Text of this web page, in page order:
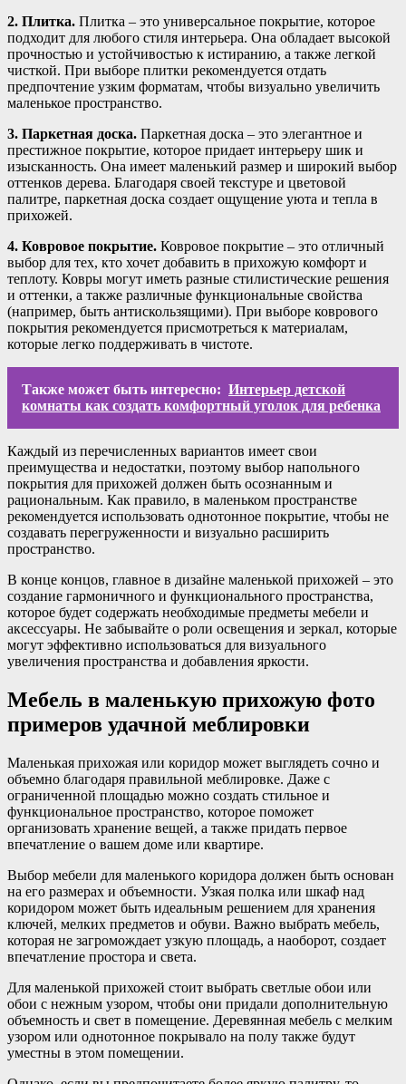
2. Плитка. Плитка – это универсальное покрытие, которое
подходит для любого стиля интерьера. Она обладает высокой
прочностью и устойчивостью к истиранию, а также легкой
чисткой. При выборе плитки рекомендуется отдать
предпочтение узким форматам, чтобы визуально увеличить
маленькое пространство.
3. Паркетная доска. Паркетная доска – это элегантное и
престижное покрытие, которое придает интерьеру шик и
изысканность. Она имеет маленький размер и широкий выбор
оттенков дерева. Благодаря своей текстуре и цветовой
палитре, паркетная доска создает ощущение уюта и тепла в
прихожей.
4. Ковровое покрытие. Ковровое покрытие – это отличный
выбор для тех, кто хочет добавить в прихожую комфорт и
теплоту. Ковры могут иметь разные стилистические решения
и оттенки, а также различные функциональные свойства
(например, быть антискользящими). При выборе коврового
покрытия рекомендуется присмотреться к материалам,
которые легко поддерживать в чистоте.
Также может быть интересно: Интерьер детской
комнаты как создать комфортный уголок для ребенка
Каждый из перечисленных вариантов имеет свои
преимущества и недостатки, поэтому выбор напольного
покрытия для прихожей должен быть осознанным и
рациональным. Как правило, в маленьком пространстве
рекомендуется использовать однотонное покрытие, чтобы не
создавать перегруженности и визуально расширить
пространство.
В конце концов, главное в дизайне маленькой прихожей – это
создание гармоничного и функционального пространства,
которое будет содержать необходимые предметы мебели и
аксессуары. Не забывайте о роли освещения и зеркал, которые
могут эффективно использоваться для визуального
увеличения пространства и добавления яркости.
Мебель в маленькую прихожую фото
примеров удачной меблировки
Маленькая прихожая или коридор может выглядеть сочно и
объемно благодаря правильной меблировке. Даже с
ограниченной площадью можно создать стильное и
функциональное пространство, которое поможет
организовать хранение вещей, а также придать первое
впечатление о вашем доме или квартире.
Выбор мебели для маленького коридора должен быть основан
на его размерах и объемности. Узкая полка или шкаф над
коридором может быть идеальным решением для хранения
ключей, мелких предметов и обуви. Важно выбрать мебель,
которая не загромождает узкую площадь, а наоборот, создает
впечатление простора и света.
Для маленькой прихожей стоит выбрать светлые обои или
обои с нежным узором, чтобы они придали дополнительную
объемность и свет в помещение. Деревянная мебель с мелким
узором или однотонное покрывало на полу также будут
уместны в этом помещении.